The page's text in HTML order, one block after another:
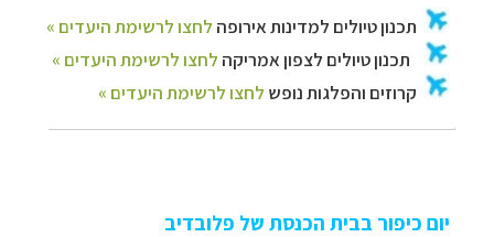
יום כיפור בבית הכנסת של פלובדיב